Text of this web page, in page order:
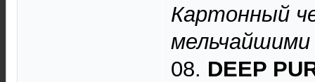
Картонный
мельчайшими
08. DEEP